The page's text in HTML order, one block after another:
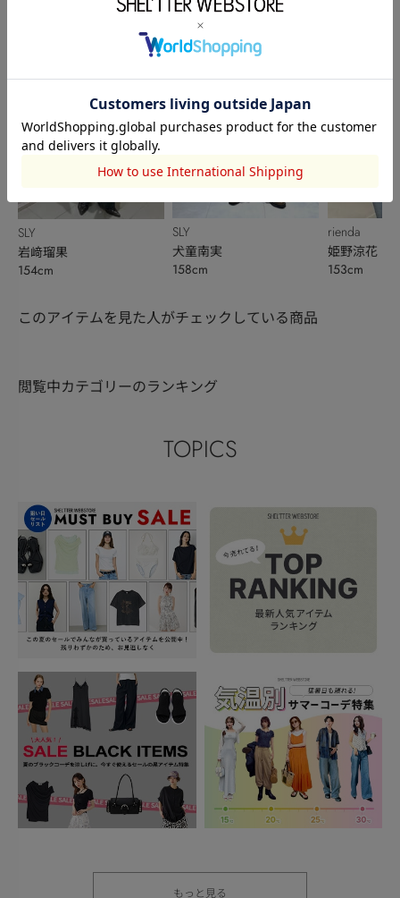
SLY
岩﨑瑠果
154cm
158cm
SLY
犬童南実
158cm
rienda
姫野涼花
153cm
このアイテムを見た人がチェックしている商品
閲覧中カテゴリーのランキング
TOPICS
もっと見る